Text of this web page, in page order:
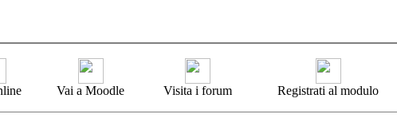
Vai a Moodle Visita i forum Registrati al modulo